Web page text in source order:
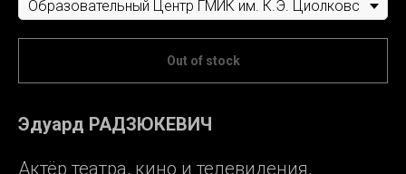
Out of stock
Эдуард РАДЗЮКЕВИЧ
Актёр театра, кино и телевидения,